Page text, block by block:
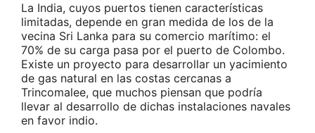
La India, cuyos puertos tienen características
limitadas, depende en gran medida de los de la
vecina Sri Lanka para su comercio marítimo: el
70% de su carga pasa por el puerto de Colombo.
Existe un proyecto para desarrollar un yacimiento
de gas natural en las costas cercanas a
Trincomalee, que muchos piensan que podría
llevar al desarrollo de dichas instalaciones navales
en favor indio.